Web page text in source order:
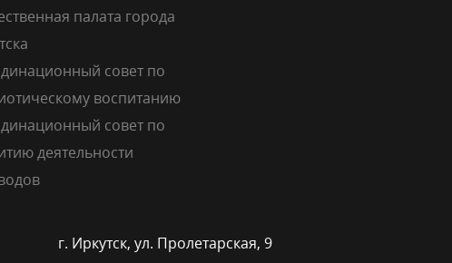
палата города
совет по
воспитанию
совет по
деятельности
г. Иркутск, ул. Пролетарская, 9